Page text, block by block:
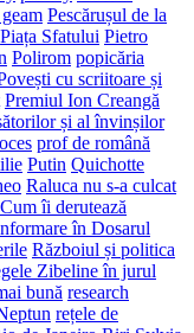
Pescărușul de la
Piața Sfatului Pietro
Polirom popicăria
cu scriitoare și
Premiul Ion Creangă
și al învinșilor
prof de română
Putin Quichotte
Raluca nu s-a culcat
îi derutează
în Dosarul
Războiul și politica
Zibeline în jurul
bună research
rețele de